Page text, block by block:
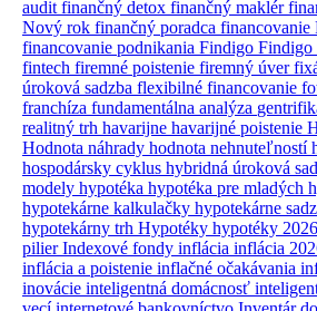
audit finančný detox finančný maklér
Nový rok finančný poradca financovanie
financovanie podnikania Findigo Findigo
fintech firemné poistenie firemný úver
úroková sadzba flexibilné financovanie
franchíza fundamentálna analýza
realitný trh havarijne havarijné poistenie
Hodnota náhrady hodnota nehnuteľností
hospodársky cyklus hybridná úroková
modely hypotéka hypotéka pre mladých
hypotekárne kalkulačky hypotekárne
hypotekárny trh Hypotéky hypotéky 2026
pilierIndexové fondy inflácia inflácia
inflácia a poistenie inflačné očakávania
inovácie inteligentná domácnosť